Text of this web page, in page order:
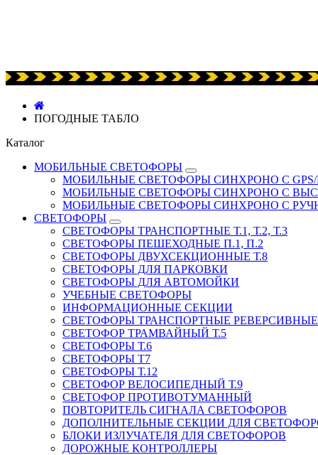
ПОГОДНЫЕ ТАБЛО
Каталог
МОБИЛЬНЫЕ СВЕТОФОРЫ
МОБИЛЬНЫЕ СВЕТОФОРЫ СИНХРОНО С
МОБИЛЬНЫЕ СВЕТОФОРЫ СИНХРОНО С
МОБИЛЬНЫЕ СВЕТОФОРЫ СИНХРОНО С
СВЕТОФОРЫ
СВЕТОФОРЫ ТРАНСПОРТНЫЕ Т.1, Т.2, Т.3
СВЕТОФОРЫ ПЕШЕХОДНЫЕ П.1, П.2
СВЕТОФОРЫ ДВУХСЕКЦИОННЫЕ Т.8
СВЕТОФОРЫ ДЛЯ ПАРКОВКИ
СВЕТОФОРЫ ДЛЯ АВТОМОЙКИ
УЧЕБНЫЕ СВЕТОФОРЫ
ИНФОРМАЦИОННЫЕ СЕКЦИИ
СВЕТОФОРЫ ТРАНСПОРТНЫЕ РЕВЕРСИВНЫЕ
СВЕТОФОР ТРАМВАЙНЫЙ Т.5
СВЕТОФОРЫ Т.6
СВЕТОФОРЫ Т7
СВЕТОФОРЫ Т.12
СВЕТОФОР ВЕЛОСИПЕДНЫЙ Т.9
СВЕТОФОР ПРОТИВОТУМАННЫЙ
ПОВТОРИТЕЛЬ СИГНАЛА СВЕТОФОРОВ
ДОПОЛНИТЕЛЬНЫЕ СЕКЦИИ ДЛЯ
БЛОКИ ИЗЛУЧАТЕЛЯ ДЛЯ СВЕТОФОРОВ
ДОРОЖНЫЕ КОНТРОЛЛЕРЫ